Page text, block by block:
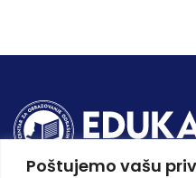
Poštujemo vašu